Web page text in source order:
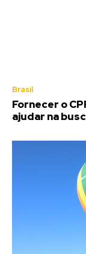
Brasil
Fornecer o
ajudar na